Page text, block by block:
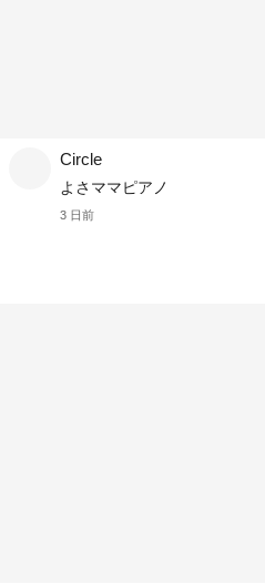
Circle
よさママピアノ
3 日前